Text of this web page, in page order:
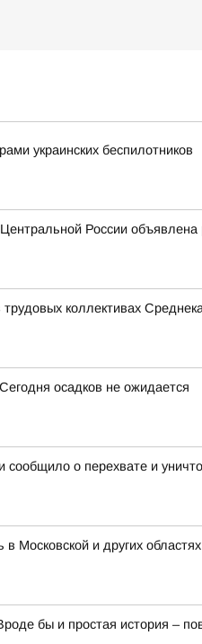
украинских беспилотников
России объявлена
коллективах
осадков не ожидается
о перехвате и
в Московской и других областях
бы и простая история –